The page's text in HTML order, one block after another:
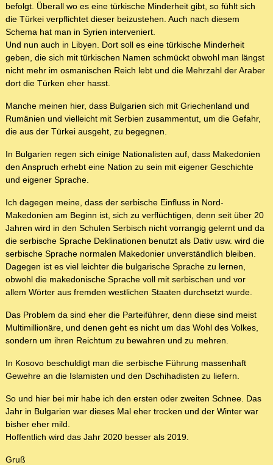
befolgt. Überall wo es eine türkische Minderheit gibt, so fühlt sich
die Türkei verpflichtet dieser beizustehen. Auch nach diesem
Schema hat man in Syrien interveniert.
Und nun auch in Libyen. Dort soll es eine türkische Minderheit
geben, die sich mit türkischen Namen schmückt obwohl man längst
nicht mehr im osmanischen Reich lebt und die Mehrzahl der Araber
dort die Türken eher hasst.
Manche meinen hier, dass Bulgarien sich mit Griechenland und
Rumänien und vielleicht mit Serbien zusammentut, um die Gefahr,
die aus der Türkei ausgeht, zu begegnen.
In Bulgarien regen sich einige Nationalisten auf, dass Makedonien
den Anspruch erhebt eine Nation zu sein mit eigener Geschichte
und eigener Sprache.
Ich dagegen meine, dass der serbische Einfluss in Nord-
Makedonien am Beginn ist, sich zu verflüchtigen, denn seit über 20
Jahren wird in den Schulen Serbisch nicht vorrangig gelernt und da
die serbische Sprache Deklinationen benutzt als Dativ usw. wird die
serbische Sprache normalen Makedonier unverständlich bleiben.
Dagegen ist es viel leichter die bulgarische Sprache zu lernen,
obwohl die makedonische Sprache voll mit serbischen und vor
allem Wörter aus fremden westlichen Staaten durchsetzt wurde.
Das Problem da sind eher die Parteiführer, denn diese sind meist
Multimillionäre, und denen geht es nicht um das Wohl des Volkes,
sondern um ihren Reichtum zu bewahren und zu mehren.
In Kosovo beschuldigt man die serbische Führung massenhaft
Gewehre an die Islamisten und den Dschihadisten zu liefern.
So und hier bei mir habe ich den ersten oder zweiten Schnee. Das
Jahr in Bulgarien war dieses Mal eher trocken und der Winter war
bisher eher mild.
Hoffentlich wird das Jahr 2020 besser als 2019.
Gruß